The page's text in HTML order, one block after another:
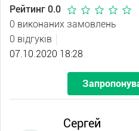
Рейтинг 0.0
0 виконаних замовлень
0 відгуків
07.10.2020 18:28
Сергей